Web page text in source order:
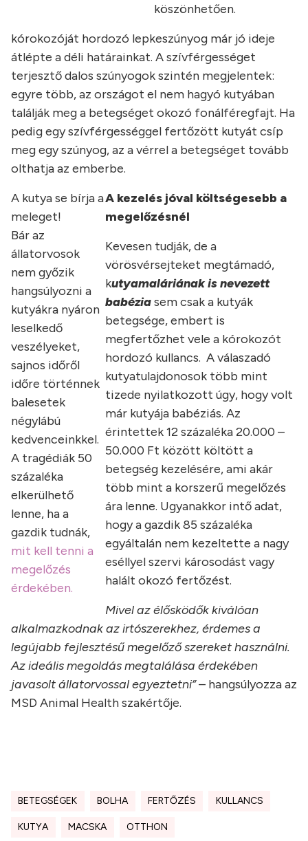
köszönhetően.
kórokozóját hordozó lepkeszúnyog már jó ideje
átlépte a déli határainkat. A szívférgességet
terjesztő dalos szúnyogok szintén megjelentek:
egyre több, az országot el nem hagyó kutyában
találják meg a betegséget okozó fonálféregfajt. Ha
pedig egy szívférgességgel fertőzött kutyát csíp
meg egy szúnyog, az a vérrel a betegséget tovább
olthatja az emberbe.
A kutya se bírja a
meleget!
Bár az
állatorvosok
nem győzik
hangsúlyozni a
kutyákra nyáron
leselkedő
veszélyeket,
sajnos időről
időre történnek
balesetek
négylábú
kedvenceinkkel.
A tragédiák 50
százaléka
elkerülhető
lenne, ha a
gazdik tudnák,
mit kell tenni a
megelőzés
érdekében.
A kezelés jóval költségesebb a
megelőzésnél
Kevesen tudják, de a
vörösvérsejteket megtámadó,
kutyamaláriának is nevezett
babéziasem csak a kutyák
betegsége, embert is
megfertőzhet vele a kórokozót
hordozó kullancs. A válaszadó
kutyatulajdonosok több mint
tizede nyilatkozott úgy, hogy volt
már kutyája babéziás. Az
érintettek 12 százaléka 20.000 –
50.000 Ft között költött a
betegség kezelésére, ami akár
több mint a korszerű megelőzés
ára lenne. Ugyanakkor intő adat,
hogy a gazdik 85 százaléka
egyáltalán nem kezeltette a nagy
eséllyel szervi károsodást vagy
halált okozó fertőzést.
Mivel az élősködők kiválóan
alkalmazkodnak az irtószerekhez, érdemes a
legújabb fejlesztésű megelőző szereket használni.
Az ideális megoldás megtalálása érdekében
javasolt állatorvossal egyeztetni”– hangsúlyozza az
MSD Animal Health szakértője.
BETEGSÉGEK BOLHA FERTŐZÉS KULLANCS
KUTYA MACSKA OTTHON